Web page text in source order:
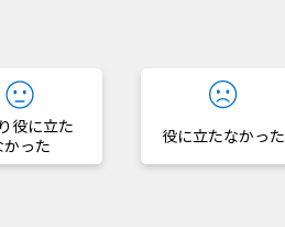
役に立た
かった
役に立たなかった